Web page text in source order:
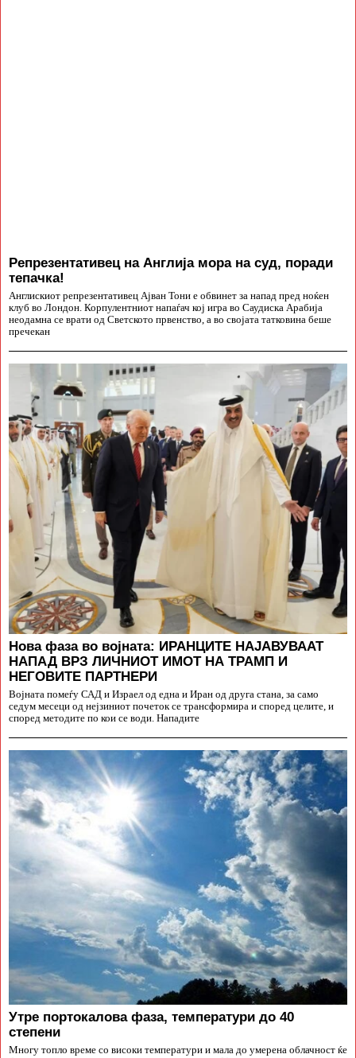
Репрезентативец на Англија мора на суд, поради
тепачка!
Англискиот репрезентативец Ајван Тони е обвинет за напад пред ноќен
клуб во Лондон. Корпулентниот напаѓач кој игра во Саудиска Арабија
неодамна се врати од Светското првенство, а во својата татковина беше
пречекан
Нова фаза во војната: ИРАНЦИТЕ НАЈАВУВААТ
НАПАД ВРЗ ЛИЧНИОТ ИМОТ НА ТРАМП И
НЕГОВИТЕ ПАРТНЕРИ
Војната помеѓу САД и Израел од една и Иран од друга стана, за само
седум месеци од нејзиниот почеток се трансформира и според целите, и
според методите по кои се води. Нападите
Утре портокалова фаза, температури до 40
степени
Многу топло време со високи температури и мала до умерена облачност ќе